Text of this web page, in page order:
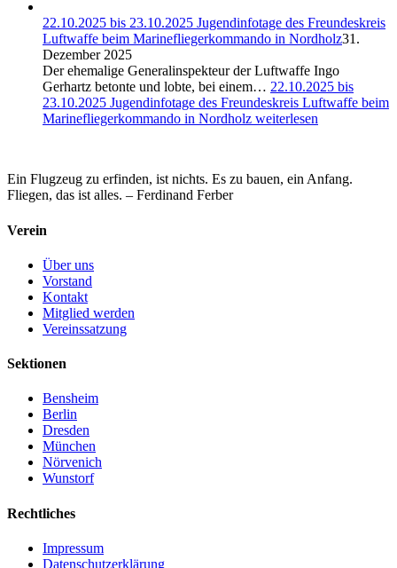
22.10.2025 bis 23.10.2025 Jugendinfotage des Freundeskreis
Luftwaffe beim Marinefliegerkommando in Nordholz31.
Dezember 2025
Der ehemalige Generalinspekteur der Luftwaffe Ingo
Gerhartz betonte und lobte, bei einem… 22.10.2025 bis
23.10.2025 Jugendinfotage des Freundeskreis Luftwaffe beim
Marinefliegerkommando in Nordholz weiterlesen
Ein Flugzeug zu erfinden, ist nichts. Es zu bauen, ein Anfang.
Fliegen, das ist alles. – Ferdinand Ferber
Verein
Über uns
Vorstand
Kontakt
Mitglied werden
Vereinssatzung
Sektionen
Bensheim
Berlin
Dresden
München
Nörvenich
Wunstorf
Rechtliches
Impressum
Datenschutzerklärung